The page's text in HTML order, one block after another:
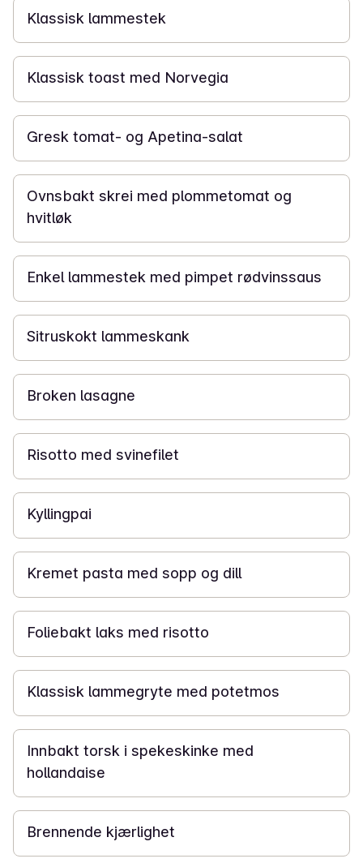
Klassisk lammestek
10 min
Klassisk toast med Norvegia
15 min
Gresk tomat- og Apetina-salat
50 min
Ovnsbakt skrei med plommetomat og
hvitløk
2 t
Enkel lammestek med pimpet rødvinssaus
4 t
Sitruskokt lammeskank
40 min
Broken lasagne
20 min
Risotto med svinefilet
45 min
Kyllingpai
20 min
Kremet pasta med sopp og dill
20 min
Foliebakt laks med risotto
1 t 10 min
Klassisk lammegryte med potetmos
30 min
Innbakt torsk i spekeskinke med
hollandaise
25 min
Brennende kjærlighet
45 min